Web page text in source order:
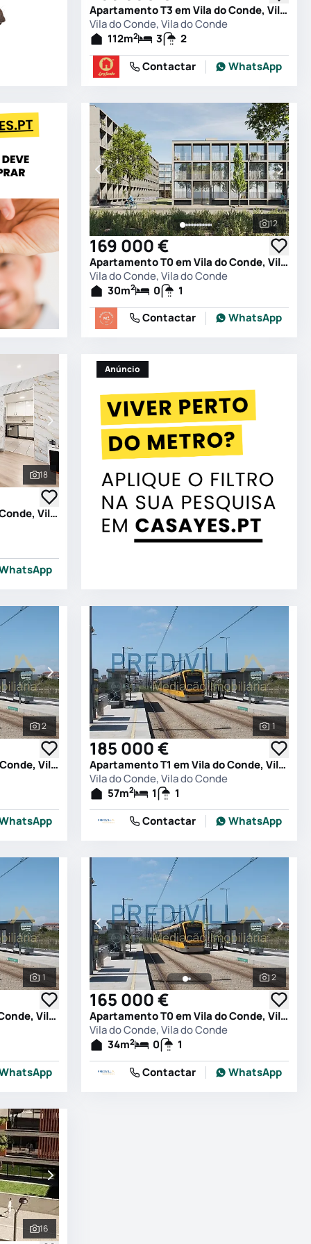
Apartamento T3 em Vila do Conde, Vila do Conde
Vila do Conde, Vila do Conde
112m2 3
2
Contactar
WhatsApp
Ver
12
169 000 €
Apartamento T0 em Vila do Conde, Vila do Conde
Vila do Conde, Vila do Conde
30m2 0
1
Contactar
WhatsApp
Ver todas as fotografias
18
Apartamento T2 em Vila do Conde, Vila do Conde
Anúncio
Ver todas as fotografias
2
Apartamento T0 em Vila do Conde, Vila do Conde
Ver
1
185 000 €
Apartamento T1 em Vila do Conde, Vila do Conde
Vila do Conde, Vila do Conde
57m2 1
1
Contactar
WhatsApp
Ver todas as fotografias
1
Apartamento T1 em Vila do Conde, Vila do Conde
Ver
2
165 000 €
Apartamento T0 em Vila do Conde, Vila do Conde
Vila do Conde, Vila do Conde
34m2 0
1
Contactar
WhatsApp
Ver todas as fotografias
16